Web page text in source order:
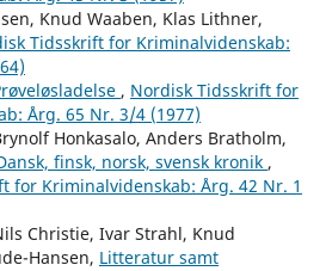
Knud Waaben, Klas Lithner,
Tidsskrift for Kriminalvidenskab:
, Nordisk Tidsskrift for
Årg. 65 Nr. 3/4 (1977)
Honkasalo, Anders Bratholm,
finsk, norsk, svensk kronik ,
for Kriminalvidenskab: Årg. 42 Nr. 1
Christie, Ivar Strahl, Knud
Hansen, Litteratur samt